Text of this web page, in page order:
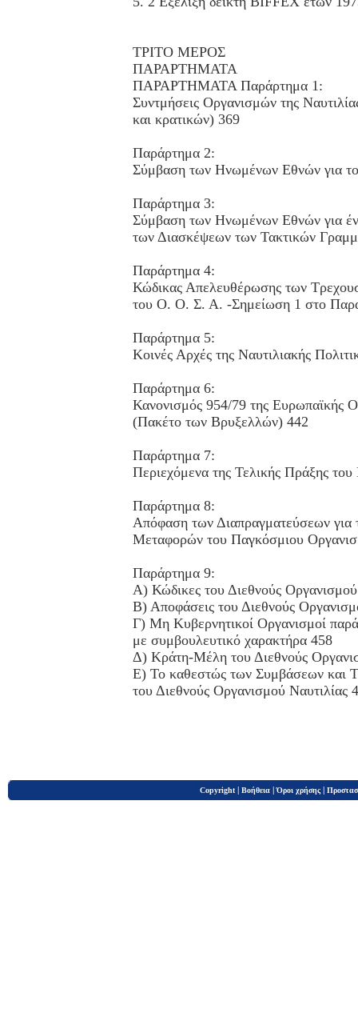
ΤΡΙΤΟ ΜΕΡΟΣ
ΠΑΡΑΡΤΗΜΑΤΑ
ΠΑΡΑΡΤΗΜΑΤΑ Παράρτημα 1:
Συντμήσεις Οργανισμών της
και κρατικών) 369
Παράρτημα 2:
Σύμβαση των Ηνωμένων Εθνών για
Παράρτημα 3:
Σύμβαση των Ηνωμένων Εθνών για
των Διασκέψεων των Τακτικών
Παράρτημα 4:
Κώδικας Απελευθέρωσης των
του Ο. Ο. Σ. Α. -Σημείωση 1 στο
Παράρτημα 5:
Κοινές Αρχές της Ναυτιλιακής
Παράρτημα 6:
Κανονισμός 954/79 της Ευρωπαϊκής
(Πακέτο των Βρυξελλών) 442
Παράρτημα 7:
Περιεχόμενα της Τελικής Πράξης
Παράρτημα 8:
Απόφαση των Διαπραγματεύσεων για
Μεταφορών του Παγκόσμιου
Παράρτημα 9:
Α) Κώδικες του Διεθνούς
Β) Αποφάσεις του Διεθνούς
Γ) Μη Κυβερνητικοί Οργανισμοί
με συμβουλευτικό χαρακτήρα 458
Δ) Κράτη-Μέλη του Διεθνούς
Ε) Το καθεστώς των Συμβάσεων και
του Διεθνούς Οργανισμού Ναυτιλίας
Copyright | Βοήθεια |Όροι χρήσης |